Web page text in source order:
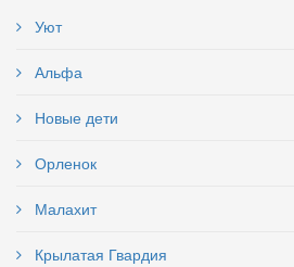
Уют
Альфа
Новые дети
Орленок
Малахит
Крылатая Гвардия